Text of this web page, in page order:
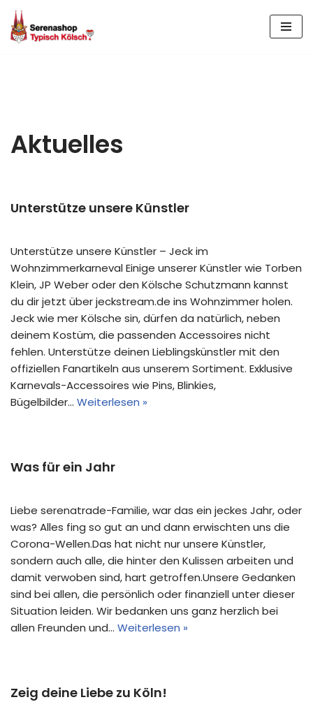
Zum
Aktuelles
Unterstütze unsere Künstler
Unterstütze unsere Künstler – Jeck im
Wohnzimmerkarneval Einige unserer Künstler wie Torben
Klein, JP Weber oder den Kölsche Schutzmann kannst
du dir jetzt über jeckstream.de ins Wohnzimmer holen.
Jeck wie mer Kölsche sin, dürfen da natürlich, neben
deinem Kostüm, die passenden Accessoires nicht
fehlen. Unterstütze deinen Lieblingskünstler mit den
offiziellen Fanartikeln aus unserem Sortiment. Exklusive
Karnevals-Accessoires wie Pins, Blinkies,
Bügelbilder… Weiterlesen »
Was für ein Jahr
Liebe serenatrade-Familie, war das ein jeckes Jahr, oder
was? Alles fing so gut an und dann erwischten uns die
Corona-Wellen.Das hat nicht nur unsere Künstler,
sondern auch alle, die hinter den Kulissen arbeiten und
damit verwoben sind, hart getroffen.Unsere Gedanken
sind bei allen, die persönlich oder finanziell unter dieser
Situation leiden. Wir bedanken uns ganz herzlich bei
allen Freunden und… Weiterlesen »
Zeig deine Liebe zu Köln!